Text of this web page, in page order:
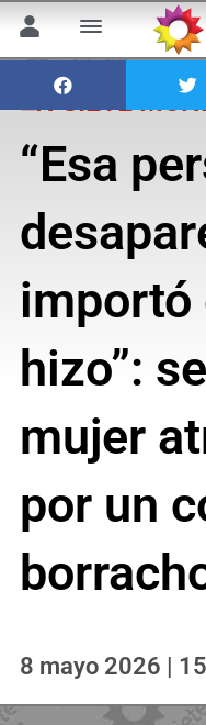
EN SIETE
“Esa
importó
hizo”:
mujer
por un
8 mayo 2026 |